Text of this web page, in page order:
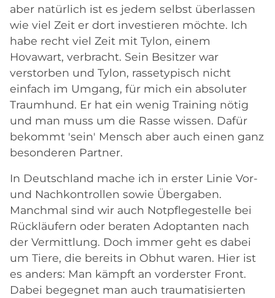
aber natürlich ist es jedem selbst überlassen
wie viel Zeit er dort investieren möchte. Ich
habe recht viel Zeit mit Tylon, einem
Hovawart, verbracht. Sein Besitzer war
verstorben und Tylon, rassetypisch nicht
einfach im Umgang, für mich ein absoluter
Traumhund. Er hat ein wenig Training nötig
und man muss um die Rasse wissen. Dafür
bekommt 'sein' Mensch aber auch einen ganz
besonderen Partner.
In Deutschland mache ich in erster Linie Vor-
und Nachkontrollen sowie Übergaben.
Manchmal sind wir auch Notpflegestelle bei
Rückläufern oder beraten Adoptanten nach
der Vermittlung. Doch immer geht es dabei
um Tiere, die bereits in Obhut waren. Hier ist
es anders: Man kämpft an vorderster Front.
Dabei begegnet man auch traumatisierten